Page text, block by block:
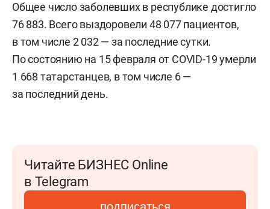
Общее число заболевших в республике достигло
76 883. Всего выздоровели 48 077 пациентов,
в том числе 2 032 — за последние сутки.
По состоянию на 15 февраля от COVID-19 умерли
1 668 татарстанцев, в том числе 6 —
за последний день.
Читайте БИЗНЕС Online
в Telegram